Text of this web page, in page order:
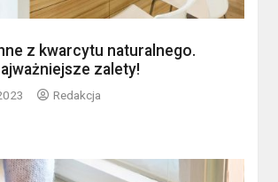
z kwarcytu naturalnego.
zalety!
Redakcja